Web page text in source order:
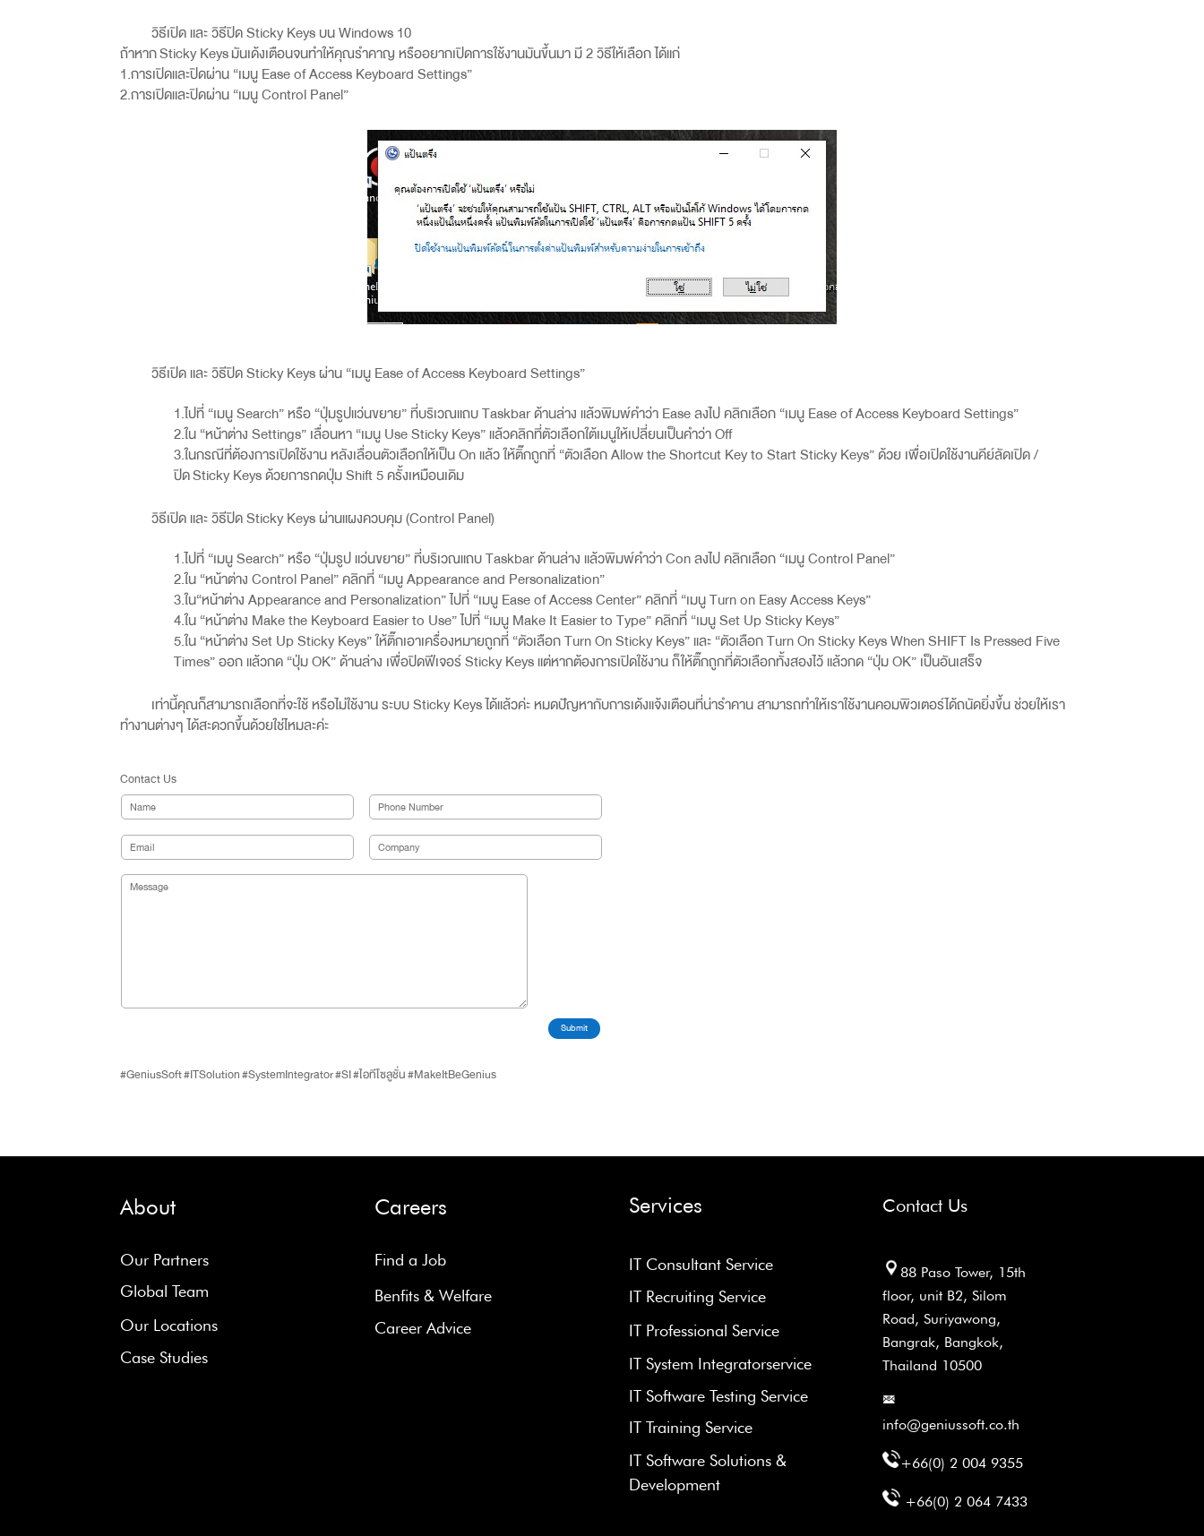
วิธีเปิด และ วิธีปิด Sticky KeysบนWindows 10
ถ้าหาก Sticky Keys มันเด้งเตือนจนทำให้คุณรำคาญ หรืออยากเปิดการใช้งานมันขึ้นมา มี 2 วิธีให้เลือก ได้แก่
1.การเปิดและปิดผ่าน “เมนู Ease of Access Keyboard Settings”
2.การเปิดและปิดผ่าน “เมนู Control Panel”
วิธีเปิด และ วิธีปิด Sticky Keysผ่าน “เมนูEase of Access Keyboard Settings”
1.ไปที่ “เมนู Search”หรือ “ปุ่มรูปแว่นขยาย” ที่บริเวณแถบTaskbarด้านล่าง แล้วพิมพ์คำว่าEaseลงไป คลิกเลือก “เมนูEase of Access Keyboard Settings”
2.ใน “หน้าต่าง Settings” เลื่อนหา “เมนู Use Sticky Keys” แล้วคลิกที่ตัวเลือกใต้เมนูให้เปลี่ยนเป็นคำว่า Off
3.ในกรณีที่ต้องการเปิดใช้งาน หลังเลื่อนตัวเลือกให้เป็น Onแล้ว ให้ติ๊กถูกที่ “ตัวเลือกAllow the Shortcut Key to Start Sticky Keys”ด้วย เพื่อเปิดใช้งานคีย์ลัดเปิด /
ปิดSticky Keysด้วยการกดปุ่มShift 5ครั้งเหมือนเดิม
วิธีเปิด และ วิธีปิด Sticky Keysผ่านแผงควบคุม (Control Panel)
1.ไปที่ “เมนูSearch”หรือ “ปุ่มรูป แว่นขยาย” ที่บริเวณแถบTaskbarด้านล่าง แล้วพิมพ์คำว่าConลงไป คลิกเลือก “เมนูControl Panel”
2.ใน “หน้าต่างControl Panel”คลิกที่ “เมนูAppearance and Personalization”
3.ใน“หน้าต่างAppearance and Personalization”ไปที่ “เมนูEase of Access Center”คลิกที่ “เมนูTurn on Easy Access Keys”
4.ใน “หน้าต่าง Make the Keyboard Easier to Use”ไปที่ “เมนูMake It Easier to Type”คลิกที่ “เมนูSet Up Sticky Keys”
5.ใน “หน้าต่างSet Up Sticky Keys”ให้ติ๊กเอาเครื่องหมายถูกที่ “ตัวเลือกTurn On Sticky Keys”และ “ตัวเลือกTurn On Sticky Keys When SHIFT Is Pressed Five
Times”ออก แล้วกด “ปุ่มOK”ด้านล่าง เพื่อปิดฟีเจอร์Sticky Keysแต่หากต้องการเปิดใช้งาน ก็ให้ติ๊กถูกที่ตัวเลือกทั้งสองไว้ แล้วกด “ปุ่มOK”เป็นอันเสร็จ
เท่านี้คุณก็สามารถเลือกที่จะใช้ หรือไม่ใช้งาน ระบบ Sticky Keys ได้แล้วค่ะ หมดปัญหากับการเด้งแจ้งเตือนที่น่ารำคาน สามารถทำให้เราใช้งานคอมพิวเตอร์ได้ถนัดยิ่งขึ้น ช่วยให้เรา
ทำงานต่างๆ ได้สะดวกขึ้นด้วยใช่ไหมละค่ะ
Contact Us
Submit
#GeniusSoft#ITSolution#SystemIntegrator#SI#ไอทีโซลูชั่น#MakeItBeGenius
About
Our Partners
Global Team
Our Locations
Case Studies
Careers
Find a Job
Benfits & Welfare
Career Advice
Services
IT Consultant Service
IT Recruiting Service
IT Professional Service
IT System Integratorservice
IT Software Testing Service
IT Training Service
IT Software Solutions &
Development
Contact Us
88 Paso Tower, 15th
floor, unit B2, Silom
Road, Suriyawong,
Bangrak, Bangkok,
Thailand 10500
info@geniussoft.co.th
+66(0) 2 004 9355
+66(0) 2 064 7433